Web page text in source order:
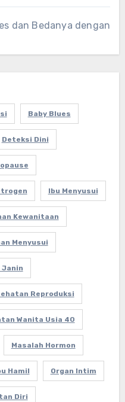
dan Bedanya dengan
Baby Blues
Deteksi Dini
Ibu Menyusui
Kewanitaan
Menyusui
Janin
Reproduksi
Wanita Usia 40
Masalah Hormon
Hamil Organ Intim
Diri